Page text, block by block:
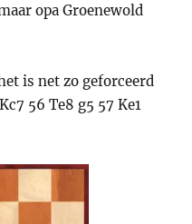
opa Groenewold
is net zo geforceerd
56 Te8 g5 57 Ke1